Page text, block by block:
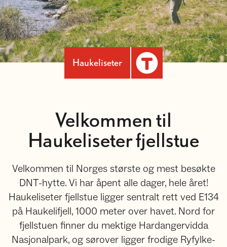
Haukeliseter
Velkommen til
Haukeliseter fjellstue
Velkommen til Norges største og mest besøkte
DNT-hytte. Vi har åpent alle dager, hele året!​​​​​​​
Haukeliseter fjellstue ligger sentralt rett ved E134
på Haukelifjell, 1000 meter over havet. Nord for
fjellstuen finner du mektige Hardangervidda
Nasjonalpark, og sørover ligger frodige Ryfylke-